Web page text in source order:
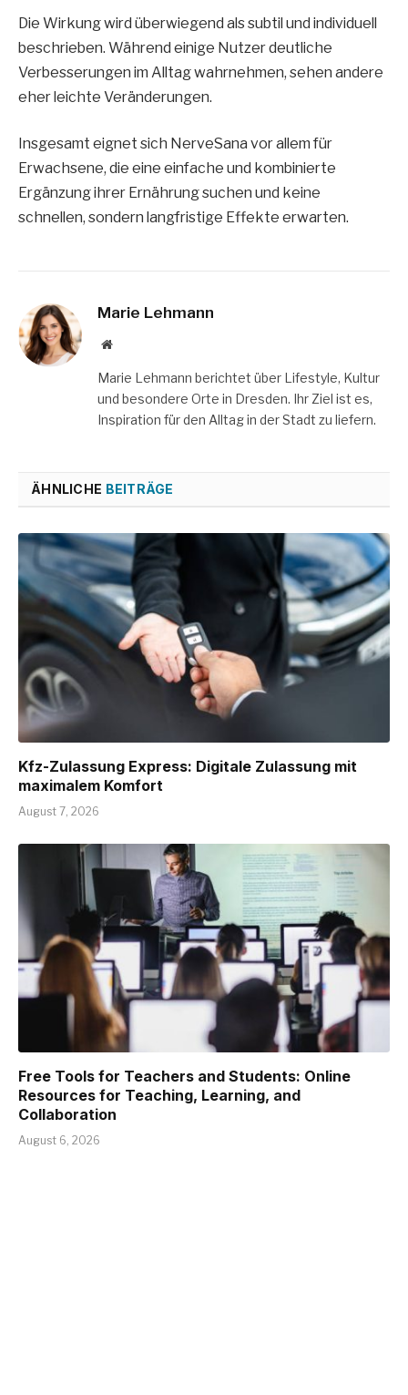
Die Wirkung wird überwiegend als subtil und individuell
beschrieben. Während einige Nutzer deutliche
Verbesserungen im Alltag wahrnehmen, sehen andere
eher leichte Veränderungen.
Insgesamt eignet sich NerveSana vor allem für
Erwachsene, die eine einfache und kombinierte
Ergänzung ihrer Ernährung suchen und keine
schnellen, sondern langfristige Effekte erwarten.
Marie Lehmann
Website
Marie Lehmann berichtet über Lifestyle, Kultur
und besondere Orte in Dresden. Ihr Ziel ist es,
Inspiration für den Alltag in der Stadt zu liefern.
ÄHNLICHE BEITRÄGE
Kfz-Zulassung Express: Digitale Zulassung mit
maximalem Komfort
August 7, 2026
Free Tools for Teachers and Students: Online
Resources for Teaching, Learning, and
Collaboration
August 6, 2026